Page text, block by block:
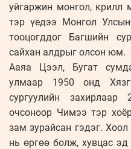
уйгаржин монгол, крилл
тэр үедээ Монгол
тооцогддог Багшийн
сайхан алдрыг олсон юм.
Ааяа Цээл, Бугат
улмаар 1950 онд
сургуулийн захирлаар
очсоноор Чимээ тэр
зам зурайсан гэдэг.
нь өргөө болж, хувцас